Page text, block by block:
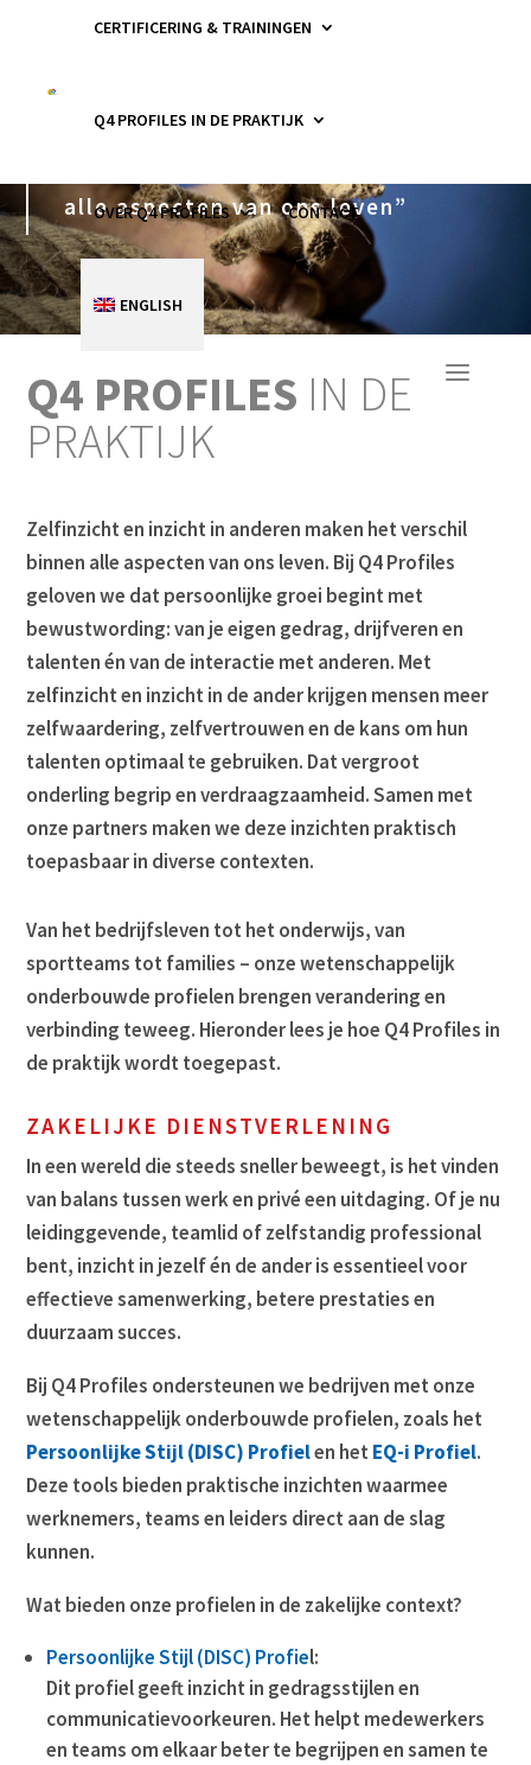
CERTIFICERING & TRAININGEN
Q4 PROFILES IN DE PRAKTIJK
OVER Q4 PROFILES CONTACT
ENGLISH
alle aspecten van ons leven”
Q4 PROFILES IN DE
PRAKTIJK
Zelfinzicht en inzicht in anderen maken het verschil
binnen alle aspecten van ons leven. Bij Q4 Profiles
geloven we dat persoonlijke groei begint met
bewustwording: van je eigen gedrag, drijfveren en
talenten én van de interactie met anderen. Met
zelfinzicht en inzicht in de ander krijgen mensen meer
zelfwaardering, zelfvertrouwen en de kans om hun
talenten optimaal te gebruiken. Dat vergroot
onderling begrip en verdraagzaamheid. Samen met
onze partners maken we deze inzichten praktisch
toepasbaar in diverse contexten.
Van het bedrijfsleven tot het onderwijs, van
sportteams tot families – onze wetenschappelijk
onderbouwde profielen brengen verandering en
verbinding teweeg. Hieronder lees je hoe Q4 Profiles in
de praktijk wordt toegepast.
ZAKELIJKE DIENSTVERLENING
In een wereld die steeds sneller beweegt, is het vinden
van balans tussen werk en privé een uitdaging. Of je nu
leidinggevende, teamlid of zelfstandig professional
bent, inzicht in jezelf én de ander is essentieel voor
effectieve samenwerking, betere prestaties en
duurzaam succes.
Bij Q4 Profiles ondersteunen we bedrijven met onze
wetenschappelijk onderbouwde profielen, zoals het
Persoonlijke Stijl (DISC) Profielen het EQ-i Profiel.
Deze tools bieden praktische inzichten waarmee
werknemers, teams en leiders direct aan de slag
kunnen.
Wat bieden onze profielen in de zakelijke context?
Persoonlijke Stijl (DISC) Profiel:
Dit profiel geeft inzicht in gedragsstijlen en
communicatievoorkeuren. Het helpt medewerkers
en teams om elkaar beter te begrijpen en samen te